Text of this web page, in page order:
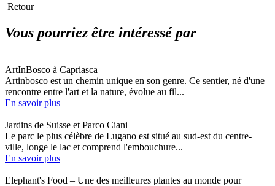
Retour
Vous pourriez être intéressé par
ArtInBosco à Capriasca
Artinbosco est un chemin unique en son genre. Ce sentier, né d'une
rencontre entre l'art et la nature, évolue au fil...
En savoir plus
Jardins de Suisse et Parco Ciani
Le parc le plus célèbre de Lugano est situé au sud-est du centre-
ville, longe le lac et comprend l'embouchure...
En savoir plus
Elephant's Food – Une des meilleures plantes au monde pour